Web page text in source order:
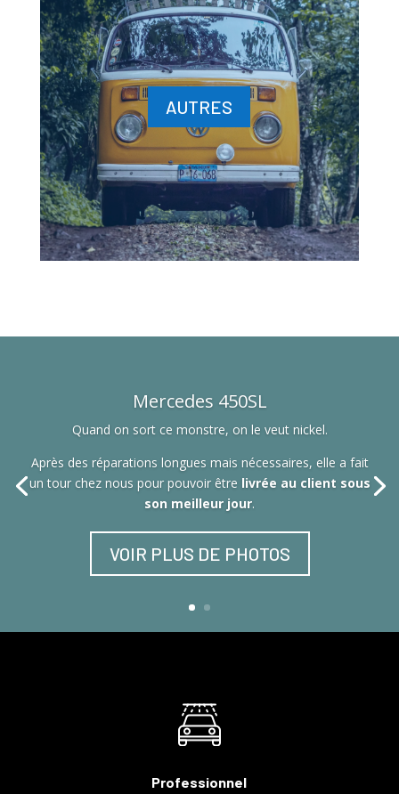
AUTRES
Mercedes 450SL
Quand on sort ce monstre, on le veut nickel.
Après des réparations longues mais nécessaires, elle a fait
un tour chez nous pour pouvoir être livrée au client sous
son meilleur jour.
VOIR PLUS DE PHOTOS
Professionnel